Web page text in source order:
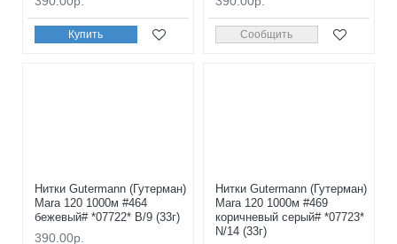
Купить Сообщить
Нитки Gutermann (Гутерман)
Mara 120 1000м #464
бежевый# *07722* B/9 (33г)
390.00р.
Нитки Gutermann (Гутерман)
Mara 120 1000м #469
коричневый серый# *07723*
N/14 (33г)